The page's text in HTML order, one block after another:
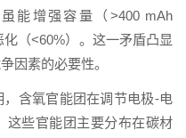
能增强容量（>400 mAh
（<60%）。这一矛盾凸显
因素的必要性。
含氧官能团在调节电极-电
这些官能团主要分布在碳材